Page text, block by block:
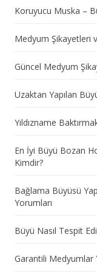
Koruyucu Muska –
Medyum Şikayetleri
Güncel Medyum
Uzaktan Yapılan
Yıldızname
En İyi Büyü Bozan
Kimdir?
Bağlama Büyüsü
Yorumları
Büyü Nasıl Tespit
Garantili Medyumlar